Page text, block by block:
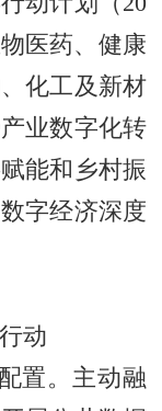
医药、健康
化工及新材
业数字化转
能和乡村振
字经济深度
动
置。主动融